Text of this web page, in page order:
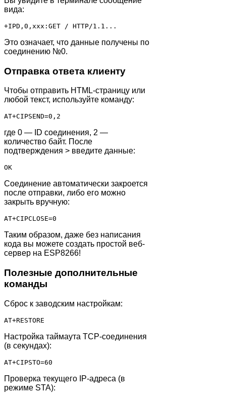
вида:
+IPD,0,xxx:GET / HTTP/1.1...
Это означает, что данные получены по
соединению №0.
Отправка ответа клиенту
Чтобы отправить HTML-страницу или
любой текст, используйте команду:
AT+CIPSEND=0,2
где 0 — ID соединения, 2 —
количество байт. После
подтверждения > введите данные:
OK
Соединение автоматически закроется
после отправки, либо его можно
закрыть вручную:
AT+CIPCLOSE=0
Таким образом, даже без написания
кода вы можете создать простой веб-
сервер на ESP8266!
Полезные дополнительные
команды
Сброс к заводским настройкам:
AT+RESTORE
Настройка таймаута TCP-соединения
(в секундах):
AT+CIPSTO=60
Проверка текущего IP-адреса (в
режиме STA):